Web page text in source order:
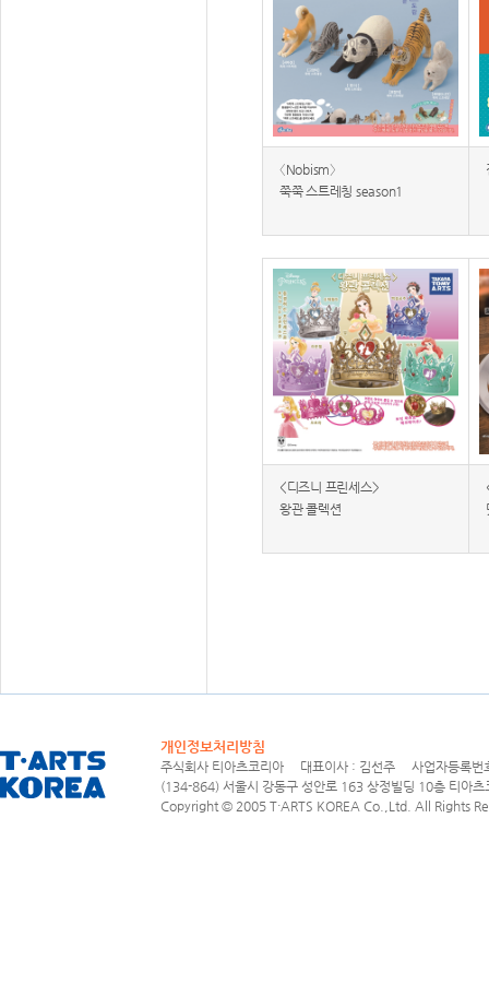
〈Nobism〉
쭉쭉 스트레칭 season1
<디즈니 프린세스>
왕관 콜렉션
개인정보처리방침
주식회사 티아츠코리아 대표이사 : 김선주 사업자등록
(134-864) 서울시 강동구 성안로 163 상정빌딩 10층
Copyright © 2005 T·ARTS KOREA Co.,Ltd. All Rights